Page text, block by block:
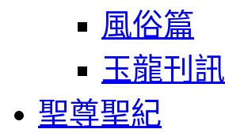
風俗篇
玉龍刊訊
聖尊聖紀